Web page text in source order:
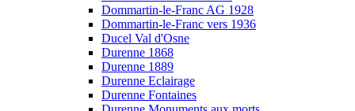
Dommartin-le-Franc AG 1928
Dommartin-le-Franc vers 1936
Ducel Val d'Osne
Durenne 1868
Durenne 1889
Durenne Eclairage
Durenne Fontaines